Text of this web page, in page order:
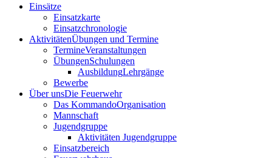
Einsätze
Einsatzkarte
Einsatzchronologie
AktivitätenÜbungen und Termine
TermineVeranstaltungen
ÜbungenSchulungen
AusbildungLehrgänge
Bewerbe
Über unsDie Feuerwehr
Das KommandoOrganisation
Mannschaft
Jugendgruppe
Aktivitäten Jugendgruppe
Einsatzbereich